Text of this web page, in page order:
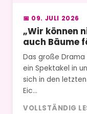
📅 09. JULI 2026
„Wir können
auch Bäume
Das große
ein Spektakel in
sich in den
Eic…
VOLLSTÄNDIG